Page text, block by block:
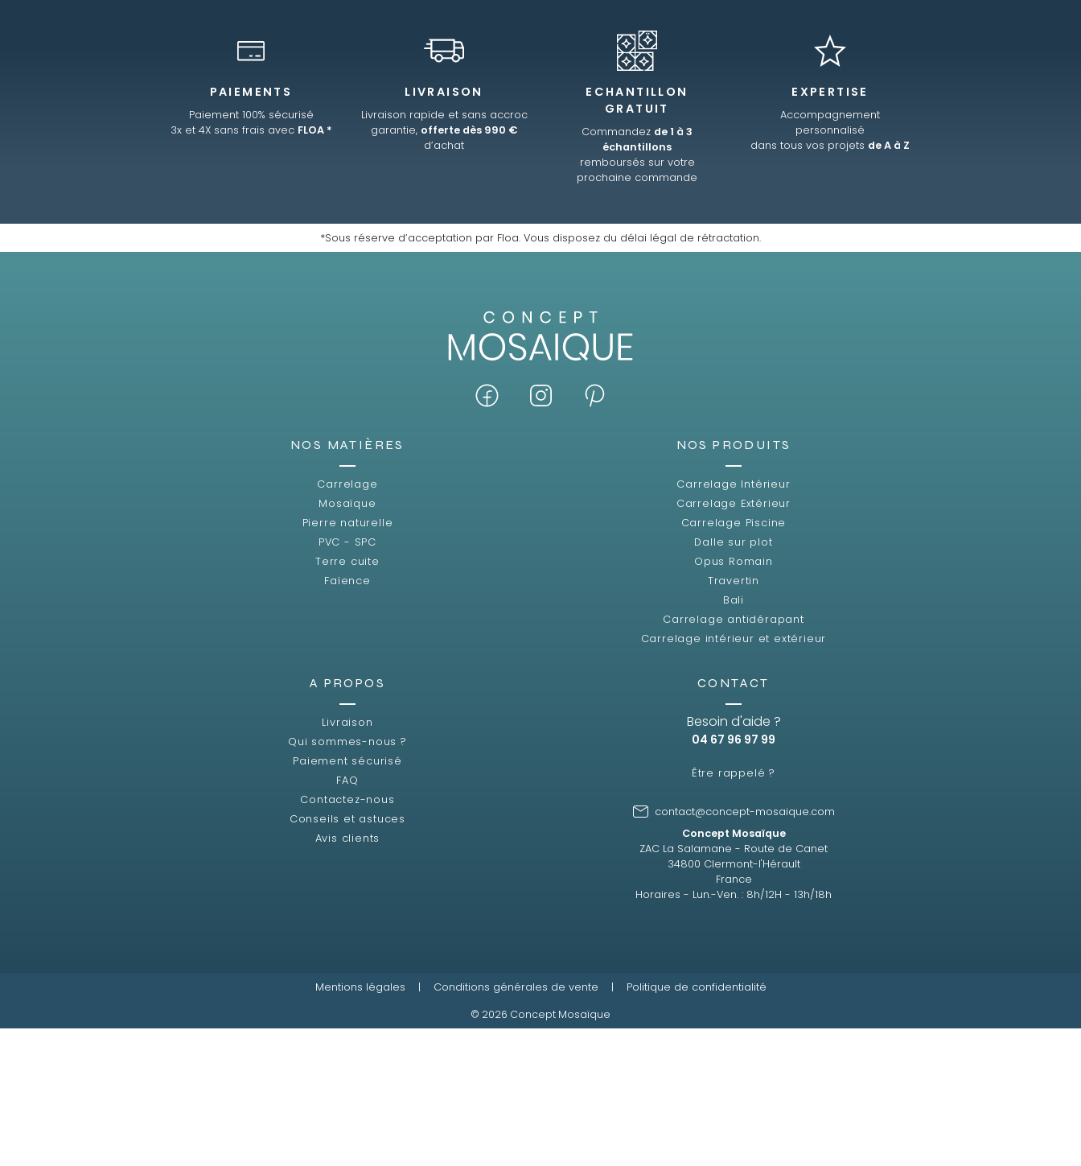
PAIEMENTS
Paiement 100% sécurisé
3x et 4X sans frais avec FLOA *
LIVRAISON
Livraison rapide et sans accroc
garantie, offerte dès 990 €
d’achat
ECHANTILLON
GRATUIT
Commandez de 1 à 3
échantillons
remboursés sur votre
prochaine commande
EXPERTISE
Accompagnement
personnalisé
dans tous vos projets de A à Z
*Sous réserve d’acceptation par Floa. Vous disposez du délai légal de rétractation.
NOS MATIÈRES
Carrelage
Mosaïque
Pierre naturelle
PVC - SPC
Terre cuite
Faïence
NOS PRODUITS
Carrelage Intérieur
Carrelage Extérieur
Carrelage Piscine
Dalle sur plot
Opus Romain
Travertin
Bali
Carrelage antidérapant
Carrelage intérieur et extérieur
A PROPOS
Livraison
Qui sommes-nous ?
Paiement sécurisé
FAQ
Contactez-nous
Conseils et astuces
Avis clients
CONTACT
Besoin d'aide ?
04 67 96 97 99
Être rappelé ?
contact@concept-mosaique.com
Concept Mosaïque
ZAC La Salamane - Route de Canet
34800 Clermont-l'Hérault
France
Horaires - Lun.-Ven. : 8h/12H - 13h/18h
© 2026 Concept Mosaïque
Mentions légales | Conditions générales de vente | Politique de confidentialité